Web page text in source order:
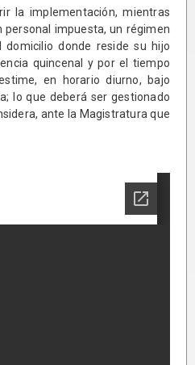
la implementación, mientras
personal impuesta, un régimen
donde reside su hijo
quincenal y por el tiempo
en horario diurno, bajo
lo que deberá ser gestionado
ante la Magistratura que